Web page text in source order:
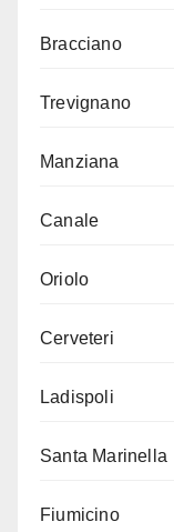
Bracciano
Trevignano
Manziana
Canale
Oriolo
Cerveteri
Ladispoli
Santa Marinella
Fiumicino